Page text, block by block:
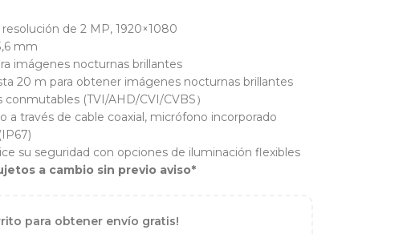
de 2 MP, 1920×1080
mm
imágenes nocturnas brillantes
20 m para obtener imágenes nocturnas brillantes
(TVI/AHD/CVI/CVBS）
a través de cable coaxial, micrófono incorporado
su seguridad con opciones de iluminación flexibles
a cambio sin previo aviso*
para obtener envío gratis!